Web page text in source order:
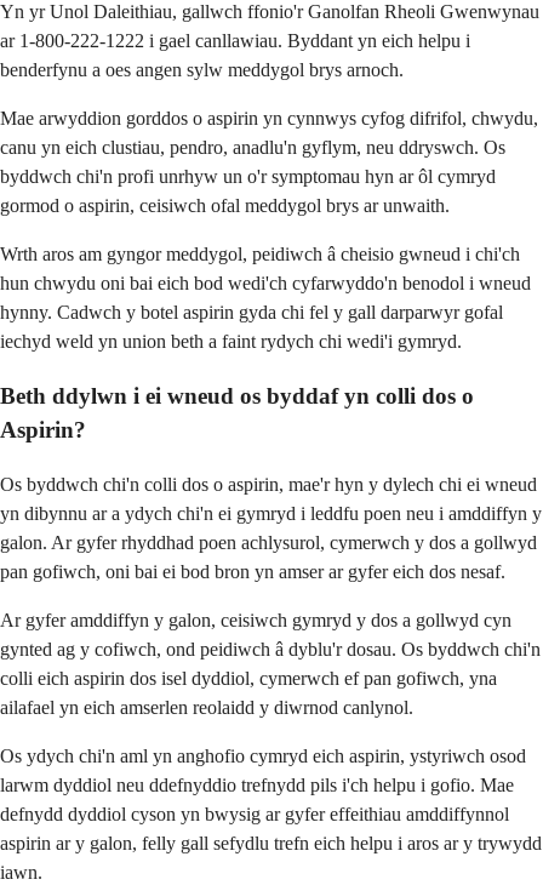
Yn yr Unol Daleithiau, gallwch ffonio'r Ganolfan Rheoli Gwenwynau
ar 1-800-222-1222 i gael canllawiau. Byddant yn eich helpu i
benderfynu a oes angen sylw meddygol brys arnoch.
Mae arwyddion gorddos o aspirin yn cynnwys cyfog difrifol, chwydu,
canu yn eich clustiau, pendro, anadlu'n gyflym, neu ddryswch. Os
byddwch chi'n profi unrhyw un o'r symptomau hyn ar ôl cymryd
gormod o aspirin, ceisiwch ofal meddygol brys ar unwaith.
Wrth aros am gyngor meddygol, peidiwch â cheisio gwneud i chi'ch
hun chwydu oni bai eich bod wedi'ch cyfarwyddo'n benodol i wneud
hynny. Cadwch y botel aspirin gyda chi fel y gall darparwyr gofal
iechyd weld yn union beth a faint rydych chi wedi'i gymryd.
Beth ddylwn i ei wneud os byddaf yn colli dos o
Aspirin?
Os byddwch chi'n colli dos o aspirin, mae'r hyn y dylech chi ei wneud
yn dibynnu ar a ydych chi'n ei gymryd i leddfu poen neu i amddiffyn y
galon. Ar gyfer rhyddhad poen achlysurol, cymerwch y dos a gollwyd
pan gofiwch, oni bai ei bod bron yn amser ar gyfer eich dos nesaf.
Ar gyfer amddiffyn y galon, ceisiwch gymryd y dos a gollwyd cyn
gynted ag y cofiwch, ond peidiwch â dyblu'r dosau. Os byddwch chi'n
colli eich aspirin dos isel dyddiol, cymerwch ef pan gofiwch, yna
ailafael yn eich amserlen reolaidd y diwrnod canlynol.
Os ydych chi'n aml yn anghofio cymryd eich aspirin, ystyriwch osod
larwm dyddiol neu ddefnyddio trefnydd pils i'ch helpu i gofio. Mae
defnydd dyddiol cyson yn bwysig ar gyfer effeithiau amddiffynnol
aspirin ar y galon, felly gall sefydlu trefn eich helpu i aros ar y trywydd
iawn.